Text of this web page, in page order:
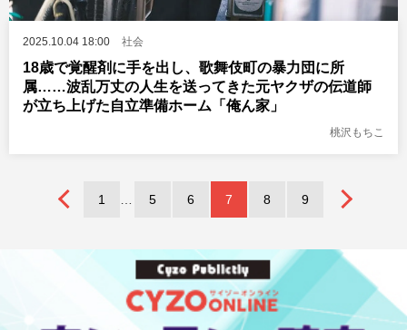
2025.10.04 18:00 社会
18歳で覚醒剤に手を出し、歌舞伎町の暴力団に所
属……波乱万丈の人生を送ってきた元ヤクザの伝道師
が立ち上げた自立準備ホーム「俺ん家」
桃沢もちこ
1 5 6 7 8 9